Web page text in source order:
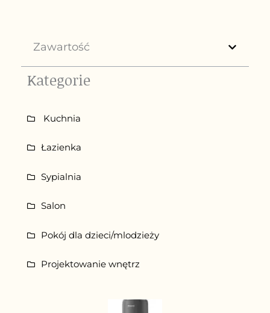
Zawartość
Kategorie
Kuchnia
Łazienka
Sypialnia
Salon
Pokój dla dzieci/mlodzieży
Projektowanie wnętrz